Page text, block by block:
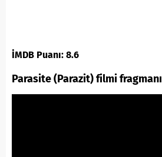
İMDB Puanı: 8.6
Parasite (Parazit) filmi fragmanı